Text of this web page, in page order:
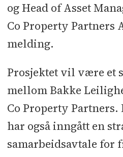
og Head of Asset
Co Property Partners
melding.
Prosjektet vil være et
mellom Bakke
Co Property Partners.
har også inngått en
samarbeidsavtale for